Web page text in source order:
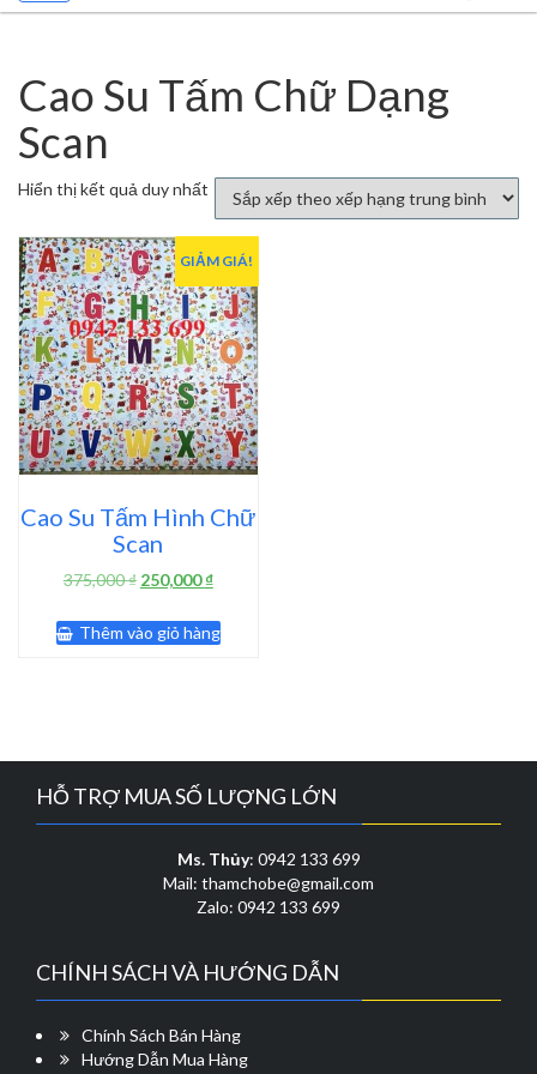
Cao Su Tấm Chữ Dạng
Scan
Hiển thị kết quả duy nhất
GIẢM GIÁ!
Cao Su Tấm Hình Chữ
Scan
375,000₫ Giá
là:
375,000 ₫.
250,000₫Giá
tại
là:
Thêm vào giỏ hàng
HỖ TRỢ MUA SỐ LƯỢNG LỚN
Ms. Thủy: 0942 133 699
Mail: thamchobe@gmail.com
Zalo: 0942 133 699
CHÍNH SÁCH VÀ HƯỚNG DẪN
Chính Sách Bán Hàng
Hướng Dẫn Mua Hàng